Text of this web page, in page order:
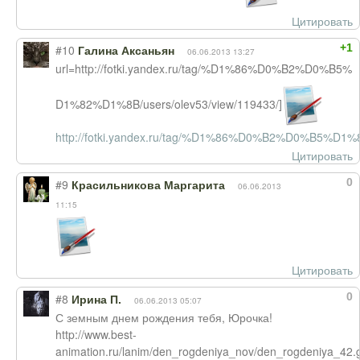
Цитировать
+1
#10 Галина Аксаньян 06.06.2013 13:27
url=http://fotki.yandex.ru/tag/%D1%86%D0%B2%D0%B5%
D1%82%D1%8B/users/olev53/view/119433/]
http://fotki.yandex.ru/tag/
Цитировать
0
#9 Красильникова Маргарита
06.06.2013
11:15
Цитировать
0
#8 Ирина П. 06.06.2013 05:07
С земным днем рождения тебя, Юрочка!
http://www.best-
animation.ru/lanim/den_rogdeniya_nov/